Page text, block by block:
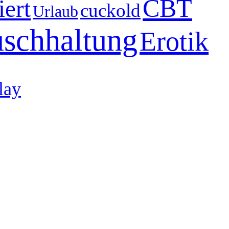
UrlaubcuckoldCBT
Erotik